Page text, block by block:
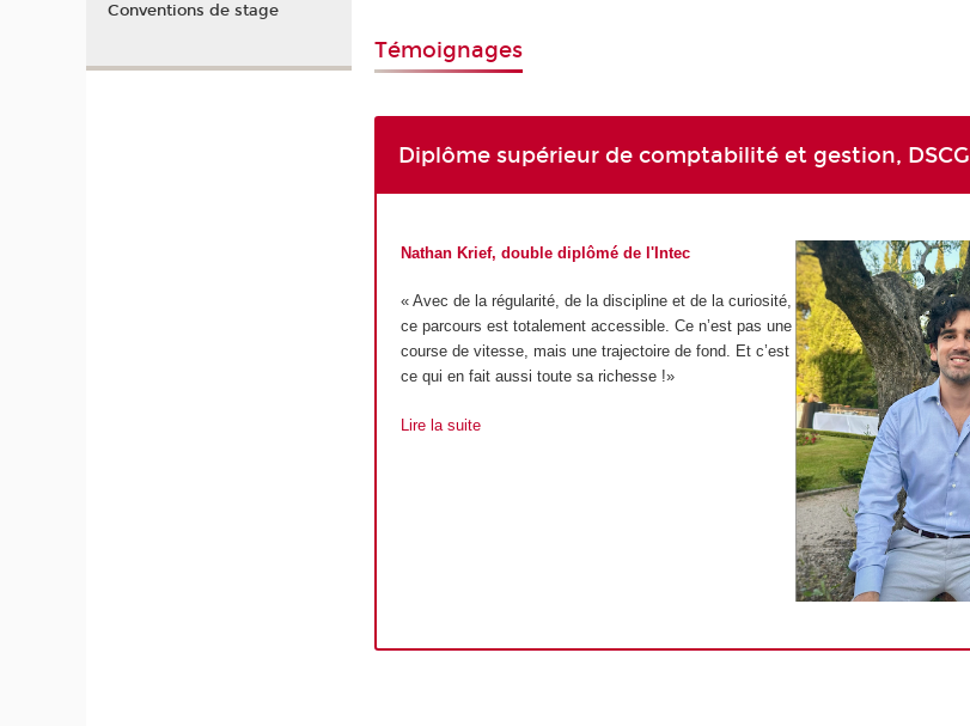
Témoignages
Diplôme supérieur de comptabilité et gestion, DSCG
Nathan Krief, double diplômé de l'Intec
« Avec de la régularité, de la discipline et de la curiosité,
ce parcours est totalement accessible. Ce n’est pas une
course de vitesse, mais une trajectoire de fond. Et c’est
ce qui en fait aussi toute sa richesse !»
Lire la suite
Conventions de stage